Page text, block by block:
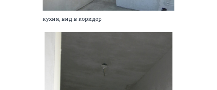
кухня, вид в коридор